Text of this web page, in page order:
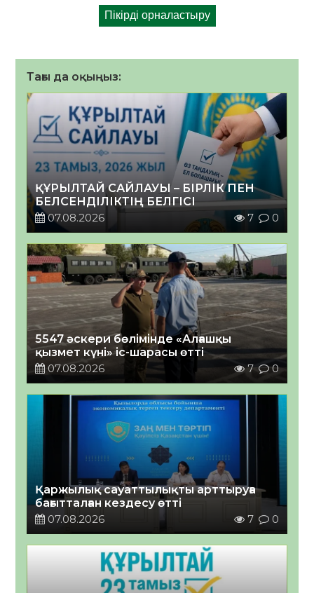
Тағы да оқыңыз:
ҚҰРЫЛТАЙ САЙЛАУЫ – БІРЛІК ПЕН
БЕЛСЕНДІЛІКТІҢ БЕЛГІСІ
07.08.2026
7 0
5547 әскери бөлімінде «Алғашқы
қызмет күні» іс-шарасы өтті
07.08.2026
7 0
Қаржылық сауаттылықты арттыруға
бағытталған кездесу өтті
07.08.2026
7 0